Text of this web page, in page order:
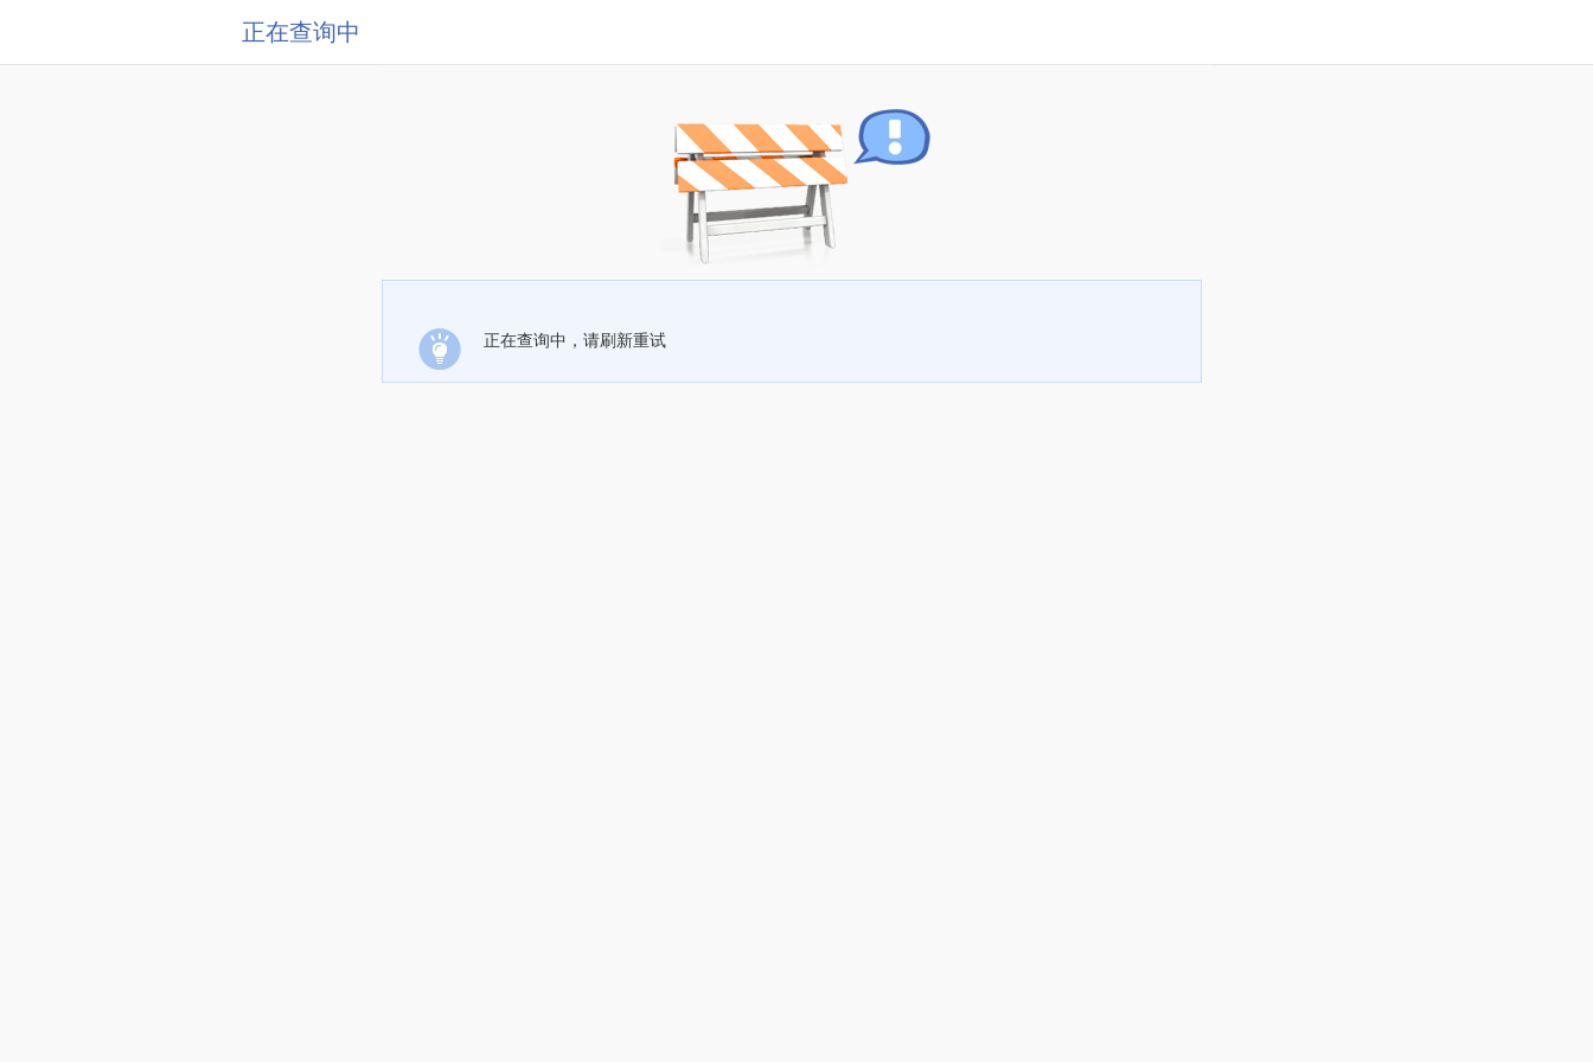
正在查询中
正在查询中，请刷新重试